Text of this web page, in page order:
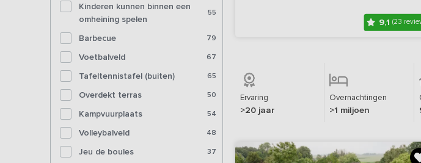
Kinderen kunnen binnen een
omheining spelen
55
Barbecue 79
Voetbalveld 67
Tafeltennistafel (buiten) 65
Overdekt terras 50
Kampvuurplaats 54
Volleybalveld 48
Jeu de boules 37
9,1(23
Ervaring
>20 jaar
Overnachtingen
>1 miljoen